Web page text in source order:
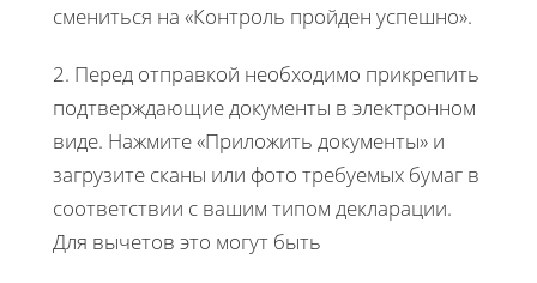
смениться на «Контроль пройден успешно».
2. Перед отправкой необходимо прикрепить
подтверждающие документы в электронном
виде. Нажмите «Приложить документы» и
загрузите сканы или фото требуемых бумаг в
соответствии с вашим типом декларации.
Для вычетов это могут быть